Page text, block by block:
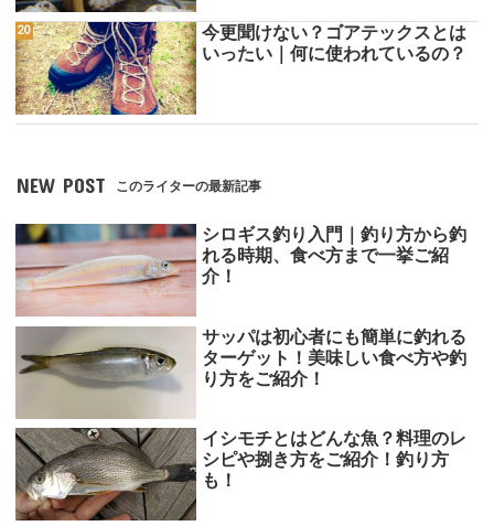
今更聞けない？ゴアテックスとは
いったい｜何に使われているの？
NEW POST このライターの最新記事
シロギス釣り入門｜釣り方から釣
れる時期、食べ方まで一挙ご紹
介！
サッパは初心者にも簡単に釣れる
ターゲット！美味しい食べ方や釣
り方をご紹介！
イシモチとはどんな魚？料理のレ
シピや捌き方をご紹介！釣り方
も！